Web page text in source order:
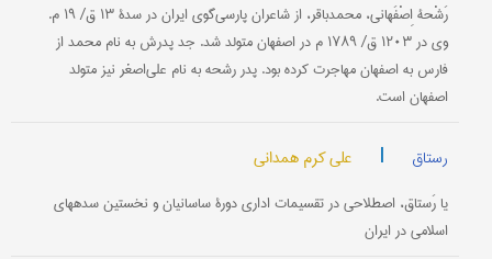
رَشْحۀ اِصْفَهانی، محمدباقر، از شاعران پارسی‌گوی ایران در سدۀ ۱۳ ق/ ۱۹ م.
وی در ۱۲۰۳ ق/ ۱۷۸۹ م در اصفهان متولد شد. جد پدرش به نام محمد از
فارس به اصفهان مهاجرت کرده بود. پدر رشحه به نام علی‌اصغر نیز متولد
اصفهان است.
رستاق | علی کرم همدانی
یا رَستاق، اصطلاحی در تقسیمات اداری دورۀ ساسانیان و نخستین سده‏های
اسلامی در ایران